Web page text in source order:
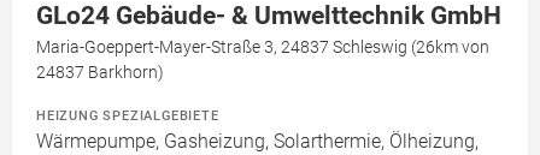
GLo24 Gebäude- & Umwelttechnik GmbH
Maria-Goeppert-Mayer-Straße 3, 24837 Schleswig (26km von
24837 Barkhorn)
HEIZUNG SPEZIALGEBIETE
Wärmepumpe, Gasheizung, Solarthermie, Ölheizung,